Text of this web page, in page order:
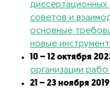
диссертационных
советов и
основные
новые
10 – 12 октября
организации
21 – 23 ноября